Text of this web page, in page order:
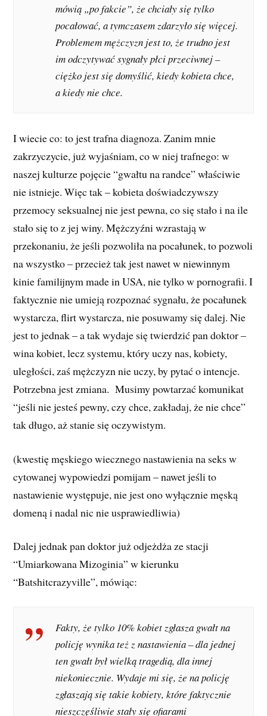
mówią „po fakcie”, że chciały się tylko
pocałować, a tymczasem zdarzyło się więcej.
Problemem mężczyzn jest to, że trudno jest
im odczytywać sygnały płci przeciwnej –
ciężko jest się domyślić, kiedy kobieta chce,
a kiedy nie chce.
I wiecie co: to jest trafna diagnoza. Zanim mnie
zakrzyczycie, już wyjaśniam, co w niej trafnego: w
naszej kulturze pojęcie “gwałtu na randce” właściwie
nie istnieje. Więc tak – kobieta doświadczywszy
przemocy seksualnej nie jest pewna, co się stało i na ile
stało się to z jej winy. Mężczyźni wzrastają w
przekonaniu, że jeśli pozwoliła na pocałunek, to pozwoli
na wszystko – przecież tak jest nawet w niewinnym
kinie familijnym made in USA, nie tylko w pornografii. I
faktycznie nie umieją rozpoznać sygnału, że pocałunek
wystarcza, flirt wystarcza, nie posuwamy się dalej. Nie
jest to jednak – a tak wydaje się twierdzić pan doktor –
wina kobiet, lecz systemu, który uczy nas, kobiety,
uległości, zaś mężczyzn nie uczy, by pytać o intencje.
Potrzebna jest zmiana. Musimy powtarzać komunikat
“jeśli nie jesteś pewny, czy chce, zakładaj, że nie chce”
tak długo, aż stanie się oczywistym.
(kwestię męskiego wiecznego nastawienia na seks w
cytowanej wypowiedzi pomijam – nawet jeśli to
nastawienie występuje, nie jest ono wyłącznie męską
domeną i nadal nic nie usprawiedliwia)
Dalej jednak pan doktor już odjeżdża ze stacji
“Umiarkowana Mizoginia” w kierunku
“Batshitcrazyville”, mówiąc:
Fakty, że tylko 10% kobiet zgłasza gwałt na
policję wynika też z nastawienia – dla jednej
ten gwałt był wielką tragedią, dla innej
niekoniecznie. Wydaje mi się, że na policję
zgłaszają się takie kobiety, które faktycznie
nieszczęśliwie stały się ofiarami